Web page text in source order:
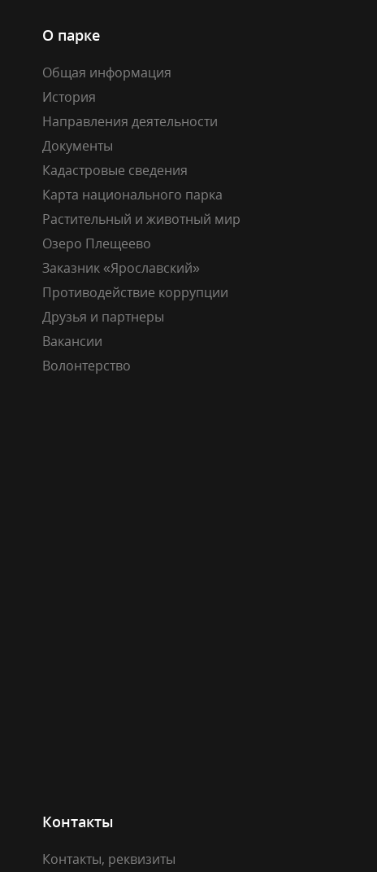
О парке
Общая информация
История
Направления деятельности
Документы
Кадастровые сведения
Карта национального парка
Растительный и животный мир
Озеро Плещеево
Заказник «Ярославский»
Противодействие коррупции
Друзья и партнеры
Вакансии
Волонтерство
Контакты
Контакты, реквизиты